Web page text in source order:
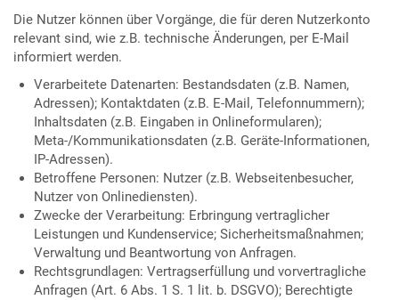
Die Nutzer können über Vorgänge, die für deren Nutzerkonto
relevant sind, wie z.B. technische Änderungen, per E-Mail
informiert werden.
Verarbeitete Datenarten: Bestandsdaten (z.B. Namen,
Adressen); Kontaktdaten (z.B. E-Mail, Telefonnummern);
Inhaltsdaten (z.B. Eingaben in Onlineformularen);
Meta-/Kommunikationsdaten (z.B. Geräte-Informationen,
IP-Adressen).
Betroffene Personen: Nutzer (z.B. Webseitenbesucher,
Nutzer von Onlinediensten).
Zwecke der Verarbeitung: Erbringung vertraglicher
Leistungen und Kundenservice; Sicherheitsmaßnahmen;
Verwaltung und Beantwortung von Anfragen.
Rechtsgrundlagen: Vertragserfüllung und vorvertragliche
Anfragen (Art. 6 Abs. 1 S. 1 lit. b. DSGVO); Berechtigte